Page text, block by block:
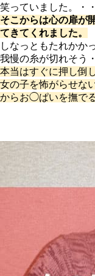
笑っていました。・
そこからは心の扉が
てきてくれました。
しなっともたれかか
我慢の糸が切れそう
本当はすぐに押し倒
女の子を怖がらせな
からお◯ぱいを撫で